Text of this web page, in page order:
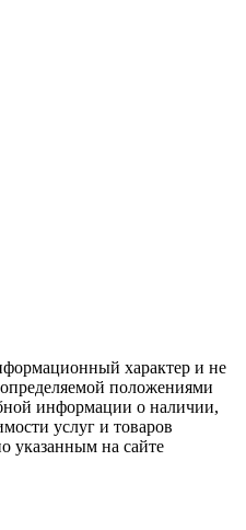
характер и не
положениями
информации о наличии,
услуг и товаров
указанным на сайте